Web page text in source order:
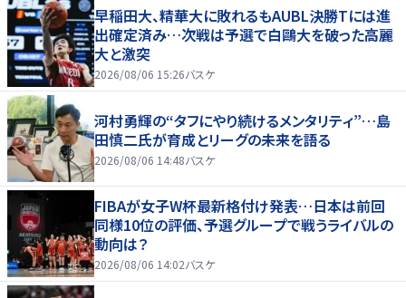
早稲田大、精華大に敗れるもAUBL決勝Tには進
出確定済み…次戦は予選で白鷗大を破った高麗
大と激突
2026/08/06 15:26バスケ
河村勇輝の“タフにやり続けるメンタリティ”…島
田慎二氏が育成とリーグの未来を語る
2026/08/06 14:48バスケ
FIBAが女子W杯最新格付け発表…日本は前回
同様10位の評価、予選グループで戦うライバルの
動向は？
2026/08/06 14:02バスケ